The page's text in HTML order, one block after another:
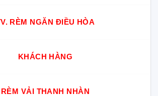
RÈM NGĂN ĐIỀU HÒA
KHÁCH HÀNG
RÈM VẢI THANH NHÀN